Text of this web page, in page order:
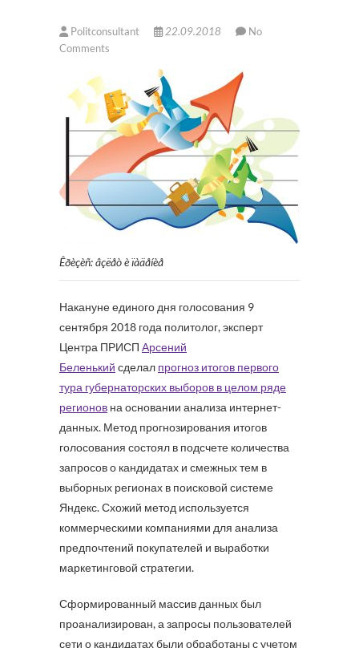
Politconsultant 22.09.2018
No
Comments
Êðèçèñ: âçëåò è ïàäåíèå
Накануне единого дня голосования 9
сентября 2018 года политолог, эксперт
Центра ПРИСП Арсений
Беленький сделал прогноз итогов первого
тура губернаторских выборов в целом ряде
регионов на основании анализа интернет-
данных. Метод прогнозирования итогов
голосования состоял в подсчете количества
запросов о кандидатах и смежных тем в
выборных регионах в поисковой системе
Яндекс. Схожий метод используется
коммерческими компаниями для анализа
предпочтений покупателей и выработки
маркетинговой стратегии.
Сформированный массив данных был
проанализирован, а запросы пользователей
сети о кандидатах были обработаны с учетом